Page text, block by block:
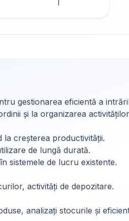
gestionarea eficientă a
și la organizarea
la creșterea productivității.
de lungă durată.
sistemele de lucru existente.
activități de depozitare.
analizați stocurile și